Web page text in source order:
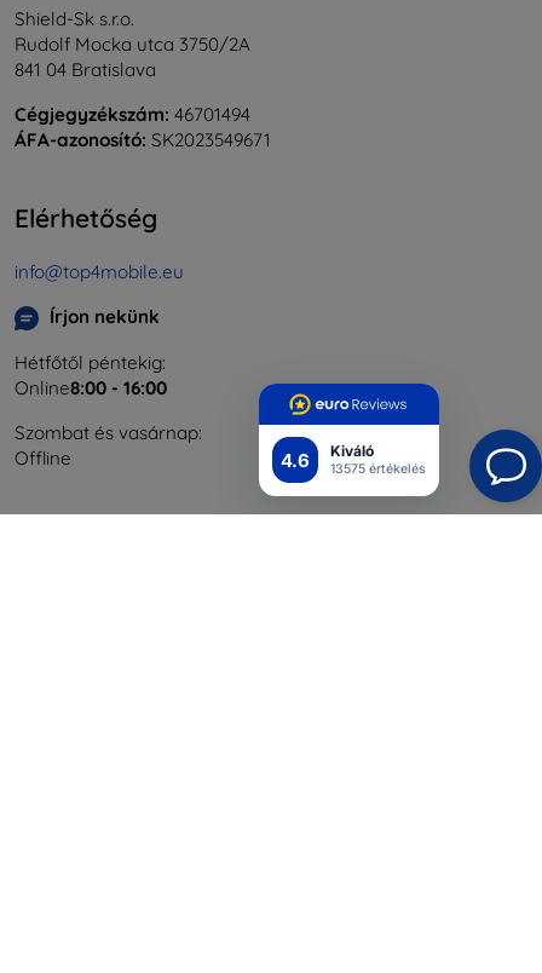
4.6 Kiváló
13575 értékelés
Shield-Sk s.r.o.
Rudolf Mocka utca 3750/2A
841 04 Bratislava
Cégjegyzékszám: 46701494
ÁFA-azonosító: SK2023549671
Elérhetőség
info@top4mobile.eu
Írjon nekünk
Hétfőtől péntekig:
Online8:00 - 16:00
Szombat és vasárnap:
Offline